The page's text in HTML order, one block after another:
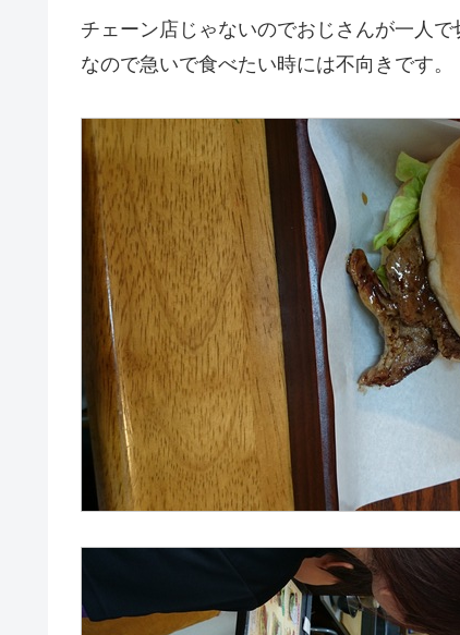
チェーン店じゃないのでおじさんが一人で
なので急いで食べたい時には不向きです。